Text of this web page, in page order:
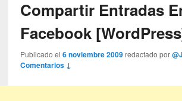
Compartir Entradas
Facebook
Publicado el6 noviembre 2009 redactado por
Comentarios ↓